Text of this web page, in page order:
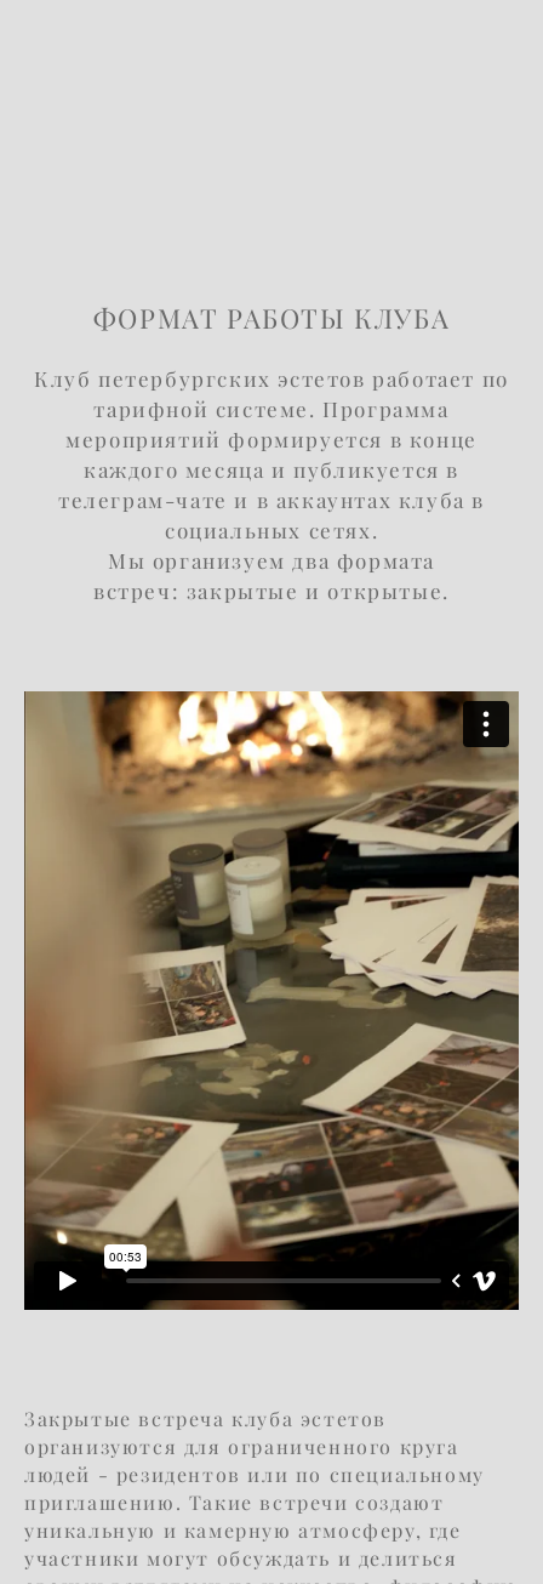
ФОРМАТ РАБОТЫ КЛУБА
Клуб петербургских эстетов работает по
тарифной системе. Программа
мероприятий формируется в конце
каждого месяца и публикуется в
телеграм-чате и в аккаунтах клуба в
социальных сетях.
Мы организуем два формата
встреч: закрытые и открытые.
Закрытые встреча клуба эстетов
организуются для ограниченного круга
людей - резидентов или по специальному
приглашению. Такие встречи создают
уникальную и камерную атмосферу, где
участники могут обсуждать и делиться